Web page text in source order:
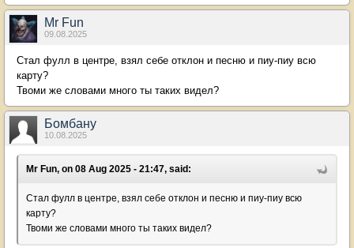
Mr Fun
09.08.2025
Стал фулл в центре, взял себе отклон и песню и пиу-пиу всю
карту?
Твоми же словами много ты таких видел?
Бомбану
10.08.2025
Mr Fun, on 08 Aug 2025 - 21:47, said:
Стал фулл в центре, взял себе отклон и песню и пиу-пиу всю
карту?
Твоми же словами много ты таких видел?